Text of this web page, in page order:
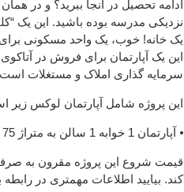
ادامه تحصیل در آنجا ببرید؟ و در
نزدیکی مدرسه بوده باشید. این یک
یک خانه! خوب، یک واحد مسکونی
این یک آپارتمان برای فروش در
سرمایه گذاری املاک و مستغلات
این پروژه شامل آپارتمان لوکس زیر
⦁ آپارتمان 1 خوابه 1 سالن به متراژ 75 الی 78 متر مربع.
قیمت شروع این پروژه مقرون به
کند. بیایید اطلاعات مهمتری در رابطه